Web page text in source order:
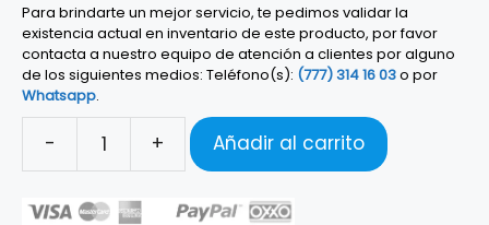
Para brindarte un mejor servicio, te pedimos validar la
existencia actual en inventario de este producto, por favor
contacta a nuestro equipo de atención a clientes por alguno
de los siguientes medios: Teléfono(s): (777) 314 16 03o por
Whatsapp.
-
Guitarra
Gretsch
+ Añadir al carrito